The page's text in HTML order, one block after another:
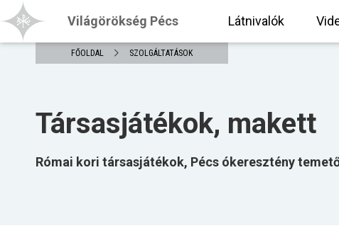
Világörökség Pécs Látnivalók
FŐOLDAL SZOLGÁLTATÁSOK
Társasjátékok, makett
Római kori társasjátékok, Pécs ókeresztény